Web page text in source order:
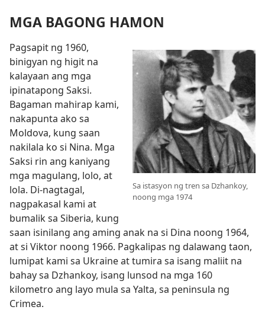
MGA BAGONG HAMON
Sa istasyon ng tren sa Dzhankoy,
noong mga 1974
Pagsapit ng 1960,
binigyan ng higit na
kalayaan ang mga
ipinatapong Saksi.
Bagaman mahirap kami,
nakapunta ako sa
Moldova, kung saan
nakilala ko si Nina. Mga
Saksi rin ang kaniyang
mga magulang, lolo, at
lola. Di-nagtagal,
nagpakasal kami at
bumalik sa Siberia, kung
saan isinilang ang aming anak na si Dina noong 1964,
at si Viktor noong 1966. Pagkalipas ng dalawang taon,
lumipat kami sa Ukraine at tumira sa isang maliit na
bahay sa Dzhankoy, isang lunsod na mga 160
kilometro ang layo mula sa Yalta, sa peninsula ng
Crimea.